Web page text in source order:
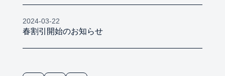
2024-03-22
春割引開始のお知らせ